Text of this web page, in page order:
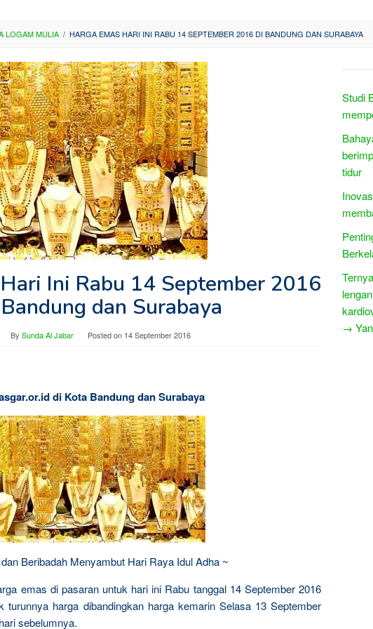
LOGAM MULIA / HARGA EMAS HARI INI RABU 14 SEPTEMBER 2016 DI BANDUNG DAN SURABAYA
Ini Rabu 14 September 2016
dan Surabaya
By Sunda Al Jabar Posted on 14 September 2016
di Kota Bandung dan Surabaya
Beribadah Menyambut Hari Raya Idul Adha ~
emas di pasaran untuk hari ini Rabu tanggal 14 September 2016
turunnya harga dibandingkan harga kemarin Selasa 13 September
sebelumnya.
Studi
tidur
→